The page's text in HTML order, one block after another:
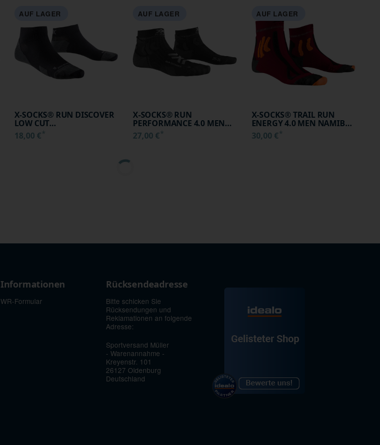
AUF LAGER
X-SOCKS® RUN DISCOVER
LOW CUT
BLACK/CHARCOAL 35-38
18,00 €*
AUF LAGER
X-SOCKS® RUN
PERFORMANCE 4.0 MEN
OPAL BLACK/ARCTIC
WHITE 35-38
27,00 €*
AUF LAGER
X-SOCKS® TRAIL RUN
ENERGY 4.0 MEN NAMIB
RED/TRICK ORANGE 35-38
30,00 €*
Informationen
WR-Formular
Rücksendeadresse
Bitte schicken Sie
Rücksendungen und
Reklamationen an folgende
Adresse:
Sportversand Müller
- Warenannahme -
Kreyenstr. 101
26127 Oldenburg
Deutschland